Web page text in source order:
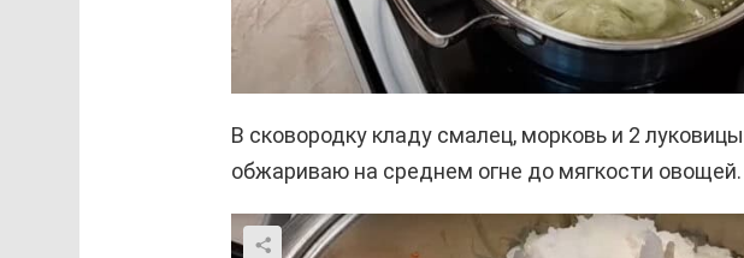
В сковородку кладу смалец, морковь и 2
обжариваю на среднем огне до мягкости овощей.